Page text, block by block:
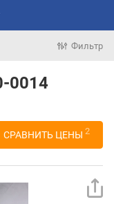
Фильтр
0014
СРАВНИТЬ ЦЕНЫ 2